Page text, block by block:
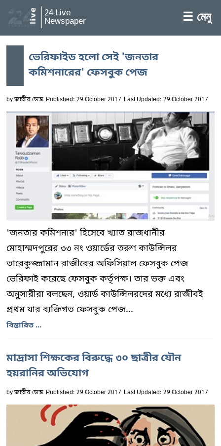
24 Live
Newspaper ☰ মেনু
ভেরিফাইড হলো সেই 'জনতার
কমিশনারের' ফেসবুক পেজ
byজাতীয় ডেস্ক Published: 29 October 2017 Last Updated: 29 October 2017
'জনতার কমিশনার' হিসেবে খ্যাত রাজধানীর
মোহাম্মদপুরের ৩৩ নং ওয়ার্ডের তরুণ কাউন্সিলর
তারেকুজ্জামান রাজীবের অফিসিয়াল ফেসবুক পেজ
ভেরিফাই করেছে ফেসবুক কর্তৃপক্ষ। তার ভক্ত এবং
অনুসারীরা বলছেন, ওয়ার্ড কাউন্সিলরদের মধ্যে রাজীবই
প্রথম যার ব্যক্তিগত ফেসবুক পেজ...
বিস্তারিত ...
মাদ্রাসা শিক্ষকের বিরুদ্ধে ৩০ ছাত্রীর যৌন
হয়রানির অভিযোগ
byজাতীয় ডেস্ক Published: 29 October 2017 Last Updated: 29 October 2017